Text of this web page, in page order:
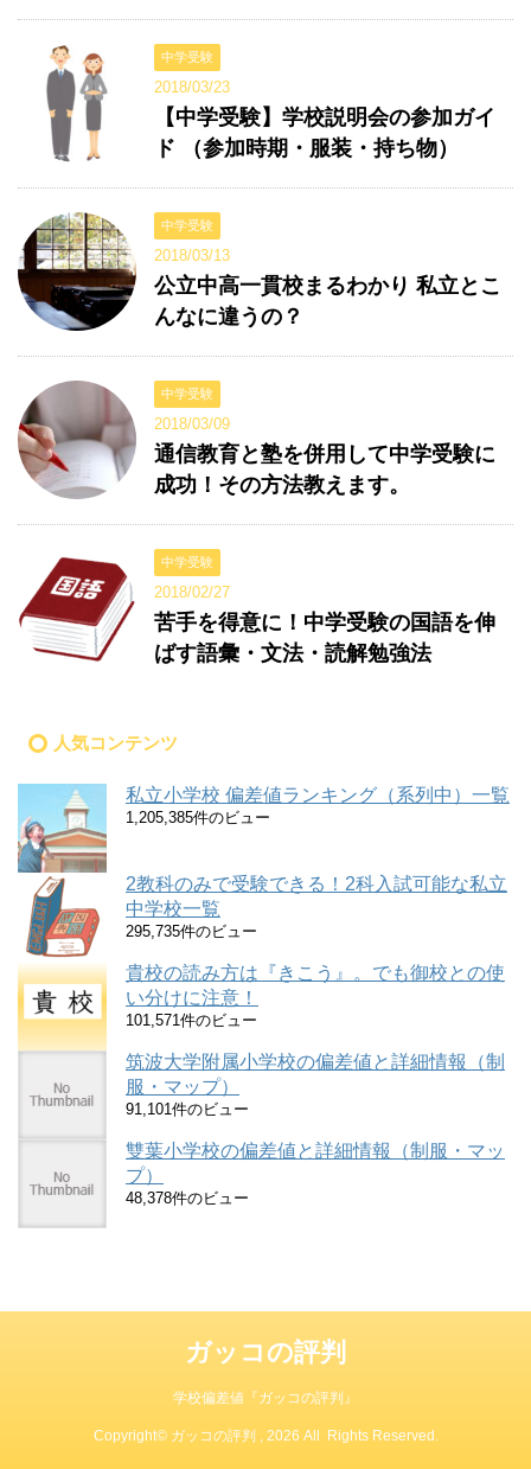
中学受験
2018/03/23
【中学受験】学校説明会の参加ガイ
ド （参加時期・服装・持ち物）
中学受験
2018/03/13
公立中高一貫校まるわかり 私立とこ
んなに違うの？
中学受験
2018/03/09
通信教育と塾を併用して中学受験に
成功！その方法教えます。
中学受験
2018/02/27
苦手を得意に！中学受験の国語を伸
ばす語彙・文法・読解勉強法
人気コンテンツ
私立小学校 偏差値ランキング（系列中）一覧
1,205,385件のビュー
2教科のみで受験できる！2科入試可能な私立
中学校一覧
295,735件のビュー
貴校の読み方は『きこう』。でも御校との使
い分けに注意！
101,571件のビュー
筑波大学附属小学校の偏差値と詳細情報（制
服・マップ）
91,101件のビュー
雙葉小学校の偏差値と詳細情報（制服・マッ
プ）
48,378件のビュー
ガッコの評判
学校偏差値『ガッコの評判』
Copyright© ガッコの評判 , 2026 All Rights Reserved.